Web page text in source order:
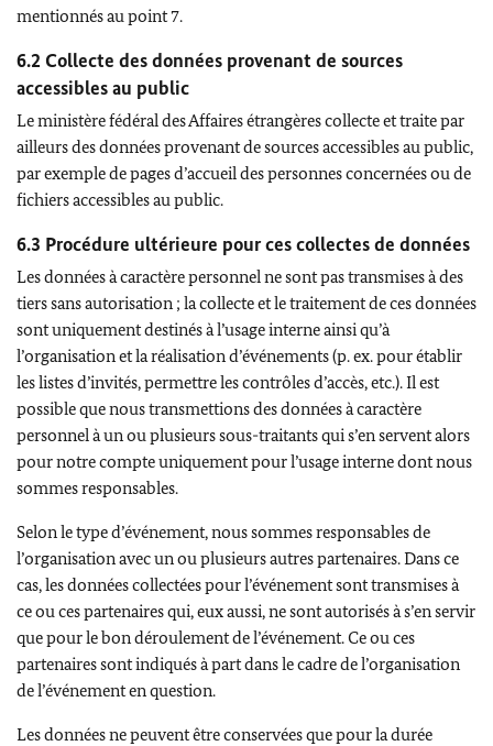
mentionnés au point 7.
6.2 Collecte des données provenant de sources
accessibles au public
Le ministère fédéral des Affaires étrangères collecte et traite par
ailleurs des données provenant de sources accessibles au public,
par exemple de pages d’accueil des personnes concernées ou de
fichiers accessibles au public.
6.3 Procédure ultérieure pour ces collectes de données
Les données à caractère personnel ne sont pas transmises à des
tiers sans autorisation ; la collecte et le traitement de ces données
sont uniquement destinés à l’usage interne ainsi qu’à
l’organisation et la réalisation d’événements (p. ex. pour établir
les listes d’invités, permettre les contrôles d’accès, etc.). Il est
possible que nous transmettions des données à caractère
personnel à un ou plusieurs sous-traitants qui s’en servent alors
pour notre compte uniquement pour l’usage interne dont nous
sommes responsables.
Selon le type d’événement, nous sommes responsables de
l’organisation avec un ou plusieurs autres partenaires. Dans ce
cas, les données collectées pour l’événement sont transmises à
ce ou ces partenaires qui, eux aussi, ne sont autorisés à s’en servir
que pour le bon déroulement de l’événement. Ce ou ces
partenaires sont indiqués à part dans le cadre de l’organisation
de l’événement en question.
Les données ne peuvent être conservées que pour la durée